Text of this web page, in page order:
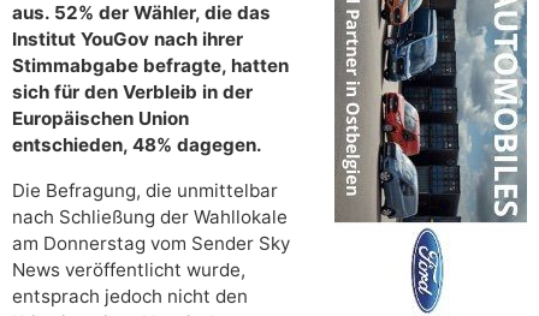
aus. 52% der Wähler, die das
Institut YouGov nach ihrer
Stimmabgabe befragte, hatten
sich für den Verbleib in der
Europäischen Union
entschieden, 48% dagegen.
Die Befragung, die unmittelbar
nach Schließung der Wahllokale
am Donnerstag vom Sender Sky
News veröffentlicht wurde,
entsprach jedoch nicht den